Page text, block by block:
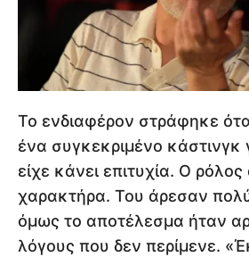
Το ενδιαφέρον στράφηκε
ένα συγκεκριμένο κάστινγκ
είχε κάνει επιτυχία. Ο
χαρακτήρα. Του άρεσαν
όμως το αποτέλεσμα ήταν
λόγους που δεν περίμενε.